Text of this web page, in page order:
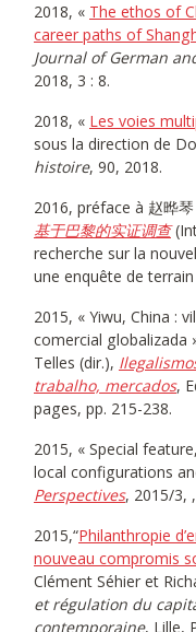
2018, « The ethos of
career paths of
Journal of German
2018, 3 : 8.
2018, « Les voies
sous la direction de
histoire, 90, 2018.
2016, préface à 赵晔琴
基于巴黎的实证调查
recherche sur la
une enquête de
2015, « Yiwu, China :
comercial globalizada
Telles (dir.),
trabalho, mercados,
pages, pp. 215-238.
2015, « Special
local configurations
Perspectives, 2015/3,
2015,“Philanthropie
nouveau compromis
Clément Séhier et
et régulation du
contemporaine, Lille,